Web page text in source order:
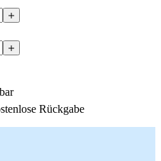
Rückgabe